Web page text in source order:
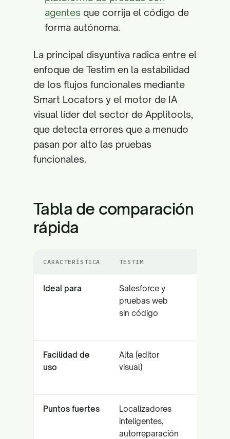
agentes que corrija el código de
forma autónoma.
La principal disyuntiva radica entre el
enfoque de Testim en la estabilidad
de los flujos funcionales mediante
Smart Locators y el motor de IA
visual líder del sector de Applitools,
que detecta errores que a menudo
pasan por alto las pruebas
funcionales.
Tabla de comparación
rápida
CARACTERÍSTICA TESTIM
Ideal para
Salesforce y
pruebas web
sin código
Facilidad de
uso
Alta (editor
visual)
Puntos fuertes
Localizadores
inteligentes,
autorreparación